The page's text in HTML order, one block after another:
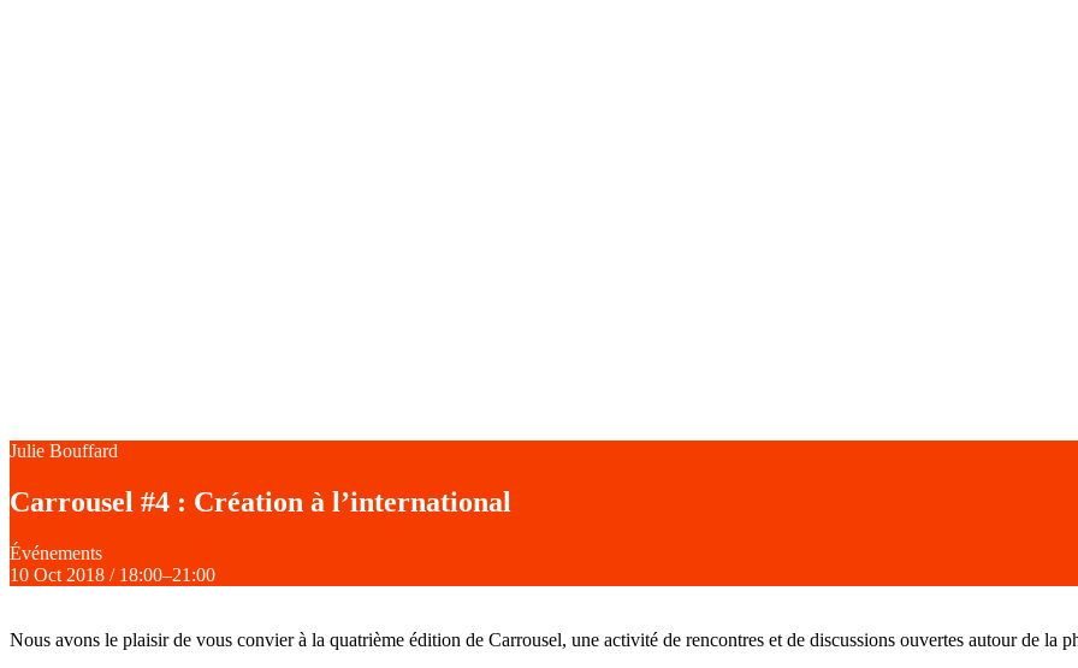
Julie Bouffard
Carrousel #4 : Création à l’international
Événements
10 Oct 2018 / 18:00–21:00
Nous avons le plaisir de vous convier à la quatrième édition de Carrousel, une activité de rencontres et de discussions ouvertes autour de la